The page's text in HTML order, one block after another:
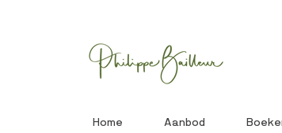
Home Aanbod